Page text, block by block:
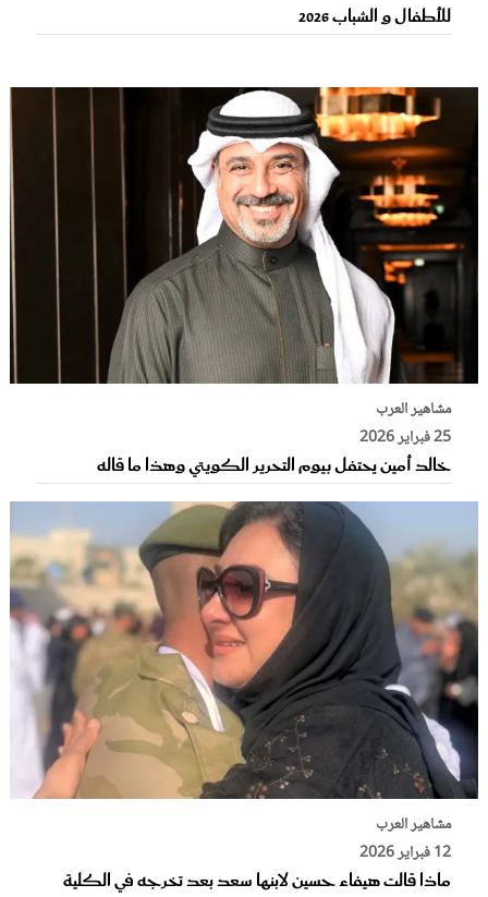
للأطفال و الشباب 2026
مشاهير العرب
25 فبراير 2026
خالد أمين يحتفل بيوم التحرير الكويتي وهذا ما قاله
مشاهير العرب
12 فبراير 2026
ماذا قالت هيفاء حسين لابنها سعد بعد تخرجه في الكلية